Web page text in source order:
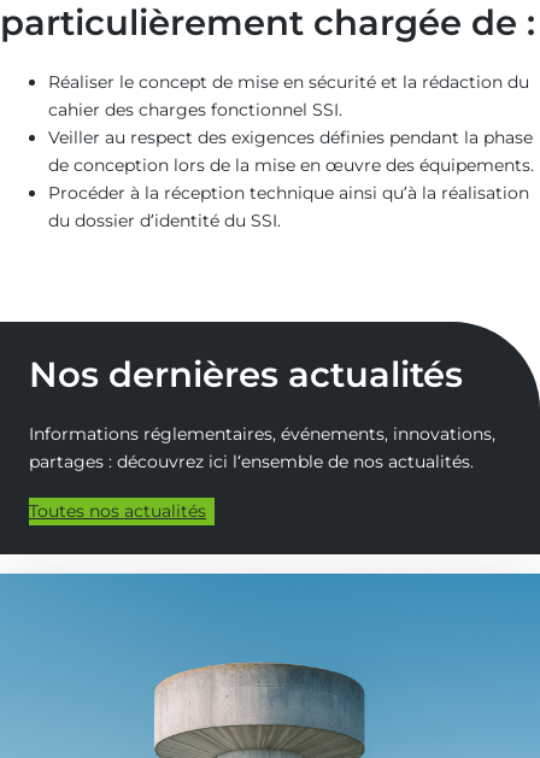
particulièrement chargée de :
Réaliser le concept de mise en sécurité et la rédaction du
cahier des charges fonctionnel SSI.
Veiller au respect des exigences définies pendant la phase
de conception lors de la mise en œuvre des équipements.
Procéder à la réception technique ainsi qu’à la réalisation
du dossier d’identité du SSI.
Nos dernières actualités
Informations réglementaires, événements, innovations,
partages : découvrez ici l‘ensemble de nos actualités.
Toutes nos actualités